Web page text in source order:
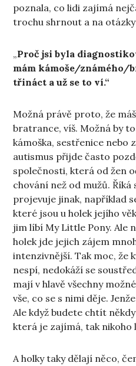
poznala, co lidi zajímá
trochu shrnout a na
„Proč jsi byla
mám kámoše/známého/
třináct a už se to ví.“
Možná právě proto, že
bratrance, víš. Možná by
kámoška, sestřenice nebo
autismus přijde často
společnosti, která od žen
chování než od mužů. Říká
projevuje jinak, například
které jsou u holek jejího
jim líbí My Little Pony. Ale
holek jde jejich zájem
intenzivnější. Tak moc, že
nespí, nedokáží se
mají v hlavě všechny
vše, co se s nimi děje.
Ale když budete chtít
která je zajímá, tak nikoho
A holky taky dělají něco,